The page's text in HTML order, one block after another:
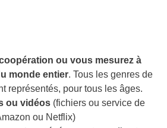
ou vous mesurez à
monde entier. Tous les genres de
représentés, pour tous les âges.
ou vidéos (fichiers ou service de
ou Netflix)